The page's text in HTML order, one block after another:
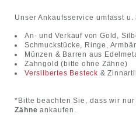
Unser Ankaufsservice umfasst
An- und Verkauf von Gold,
Schmuckstücke, Ringe,
Münzen & Barren aus
Zahngold (bitte ohne Zähne)
Versilbertes Besteck &
*Bitte beachten Sie, dass wir
Zähne ankaufen.